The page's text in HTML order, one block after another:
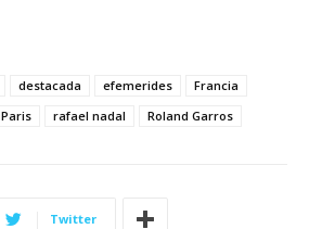
destacada efemerides
Francia
Paris rafael nadal Roland Garros
Twitter